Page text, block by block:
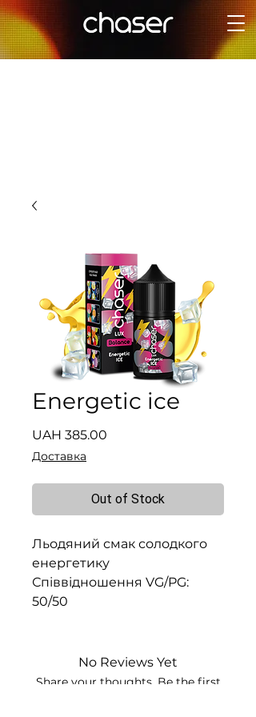
Energetic ice
UAH 385.00
Доставка
Out of Stock
Льодяний смак солодкого
енергетику
Співвідношення VG/PG:
50/50
No Reviews Yet
Share your thoughts. Be the first